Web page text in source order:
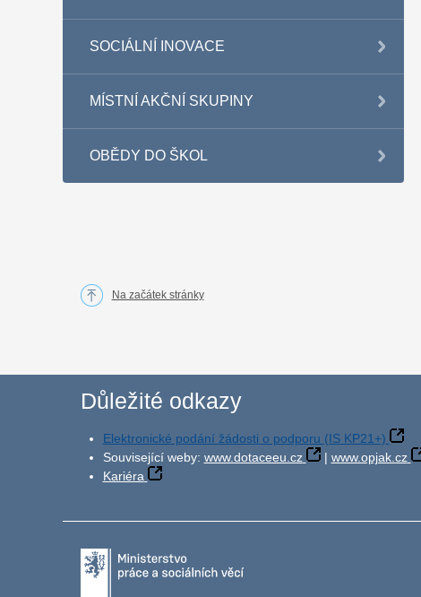
SOCIÁLNÍ INOVACE
MÍSTNÍ AKČNÍ SKUPINY
OBĚDY DO ŠKOL
Na začátek stránky
Důležité odkazy
Elektronické podání žádosti o podporu (IS KP21+)
Související weby: www.dotaceeu.cz | www.opjak.cz
Kariéra